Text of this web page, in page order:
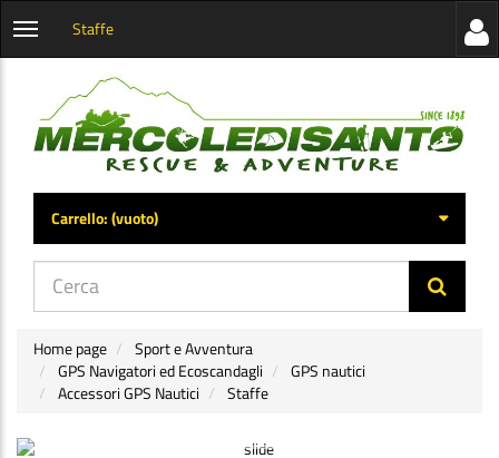
Apri
categorie
Staffe
di
Carrello:(vuoto)
Home page
Sport e Avventura
GPS Navigatori ed Ecoscandagli
GPS nautici
Accessori GPS Nautici
Staffe